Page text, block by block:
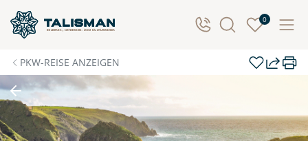
0
PKW-REISE ANZEIGEN